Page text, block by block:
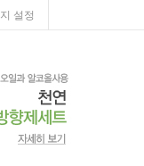
설정